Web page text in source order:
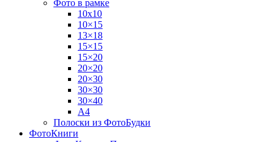
Фото в рамке
10х10
10×15
13×18
15×15
15×20
20×20
20×30
30×30
30×40
A4
Полоски из ФотоБудки
ФотоКниги